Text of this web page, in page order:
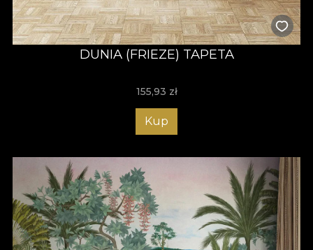
DUNIA (FRIEZE) TAPETA
155,93 zł
Kup